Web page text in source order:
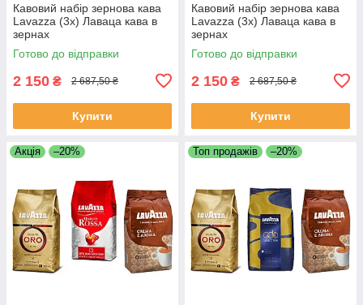
Кавовий набір зернова кава
Lavazza (3х) Лаваца кава в
зернах
Готово до відправки
2 150 ₴ 2 687,50 ₴
Купити
Кавовий набір зернова кава
Lavazza (3х) Лаваца кава в
зернах
Готово до відправки
2 150 ₴ 2 687,50 ₴
Купити
Акція –20% Топ продажів –20%